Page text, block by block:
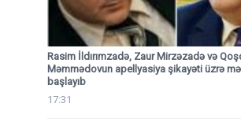
Rasim İldırımzadə, Zaur Mirzəzadə və
Məmmədovun apellyasiya şikayəti üzrə
başlayıb
17:31